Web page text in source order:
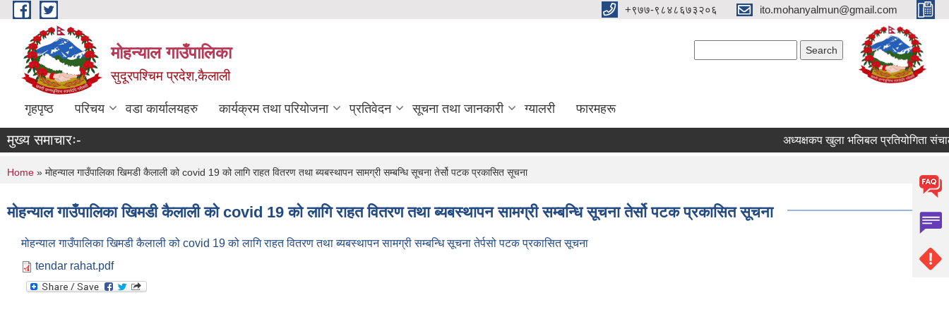
Skip to main content +९७७-९८४८६७३२०६ ito.mohanyalmun@gmail.com
मोहन्याल गाउँपालिका
सुदूरपश्चिम प्रदेश,कैलाली
गृहपृष्ठ परिचय वडा कार्यालयहरु कार्यक्रम तथा परियोजना प्रतिवेदन सूचना तथा जानकारी ग्यालरी फारमहरू
मुख्य समाचारः- अध्यक्षकप खुला भलिबल प्रतियोगिता
You are here
Home » मोहन्याल गाउँपालिका खिमडी कैलाली को covid 19 को लागि राहत वितरण तथा ब्यबस्थापन सामग्री सम्बन्धि सूचना तेर्सो पटक प्रकासित सूचना
मोहन्याल गाउँपालिका खिमडी कैलाली को covid 19 को लागि राहत वितरण तथा ब्यबस्थापन सामग्री सम्बन्धि सूचना तेर्सो पटक प्रकासित सूचना
मोहन्याल गाउँपालिका खिमडी कैलाली को covid 19 को लागि राहत वितरण तथा ब्यबस्थापन सामग्री सम्बन्धि सूचना तेर्पसो पटक प्रकासित सूचना
tendar rahat.pdf